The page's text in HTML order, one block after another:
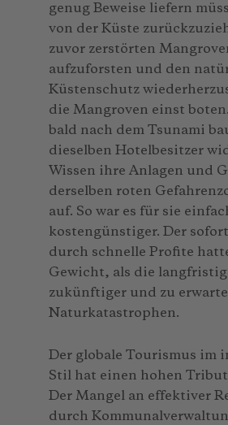
genug Beweise liefern
von der Küste
zuvor zerstörten
aufzuforsten und den
Küstenschutz
die Mangroven einst
bald nach dem Tsunami
dieselben Hotelbesitzer
Wissen ihre Anlagen und
derselben roten
auf. So war es für sie
kostengünstiger. Der
durch schnelle Profite
Gewicht, als die
zukünftiger und zu
Naturkatastrophen.
Der globale Tourismus im
Stil hat einen hohen
Der Mangel an effektiver
durch